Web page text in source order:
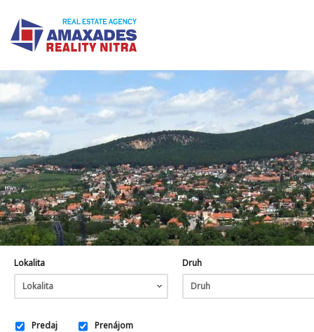
Lokalita
Lokalita
Druh
Druh
Predaj Prenájom